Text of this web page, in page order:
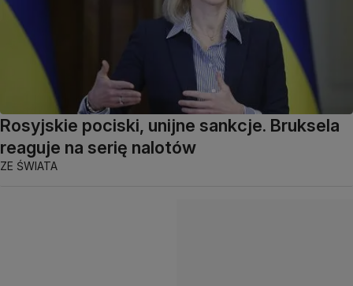
Rosyjskie pociski, unijne sankcje. Bruksela
reaguje na serię nalotów
ZE ŚWIATA